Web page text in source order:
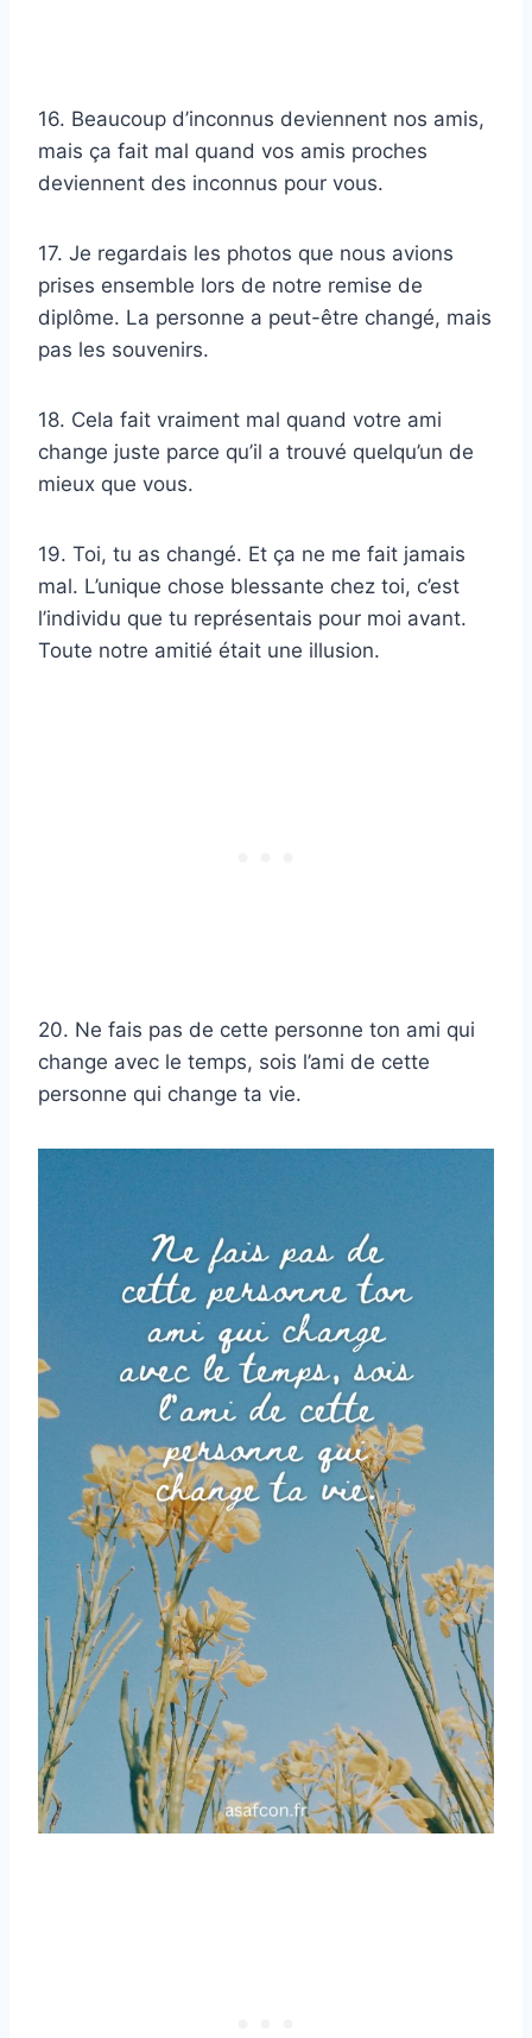
16. Beaucoup d’inconnus deviennent nos amis,
mais ça fait mal quand vos amis proches
deviennent des inconnus pour vous.
17. Je regardais les photos que nous avions
prises ensemble lors de notre remise de
diplôme. La personne a peut-être changé, mais
pas les souvenirs.
18. Cela fait vraiment mal quand votre ami
change juste parce qu’il a trouvé quelqu’un de
mieux que vous.
19. Toi, tu as changé. Et ça ne me fait jamais
mal. L’unique chose blessante chez toi, c’est
l’individu que tu représentais pour moi avant.
Toute notre amitié était une illusion.
20. Ne fais pas de cette personne ton ami qui
change avec le temps, sois l’ami de cette
personne qui change ta vie.